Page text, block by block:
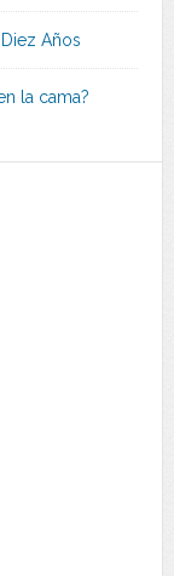
Años
la cama?